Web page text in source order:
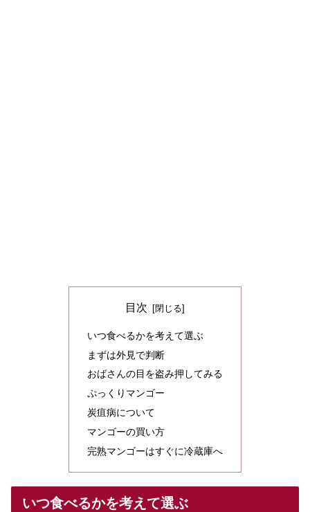
目次
いつ食べるかを考えて選ぶ
まずは外見で判断
おばさんの目を盗み押してみる
ぷっくりマンゴー
炭疽病について
マンゴーの買い方
完熟マンゴーはすぐに冷蔵庫へ
いつ食べるかを考えて選ぶ